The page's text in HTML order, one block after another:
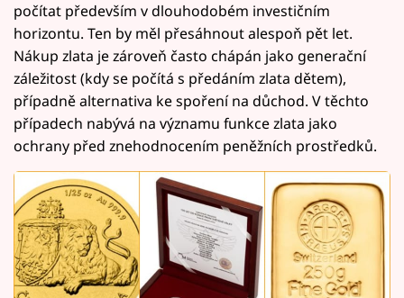
počítat především v dlouhodobém investičním
horizontu. Ten by měl přesáhnout alespoň pět let.
Nákup zlata je zároveň často chápán jako generační
záležitost (kdy se počítá s předáním zlata dětem),
případně alternativa ke spoření na důchod. V těchto
případech nabývá na významu funkce zlata jako
ochrany před znehodnocením peněžních prostředků.